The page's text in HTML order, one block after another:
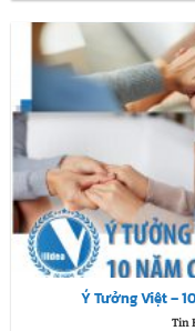
Ý Tưởng Việt –
Tin